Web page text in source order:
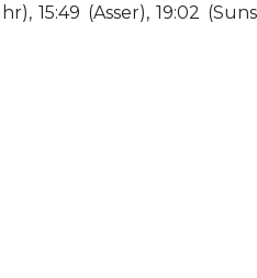
15:49 (Asser), 19:02